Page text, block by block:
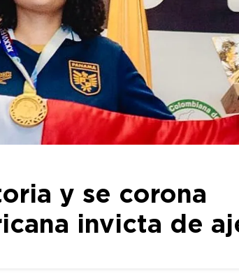
y se corona
invicta de